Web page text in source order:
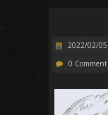
2022/02/05
0 Comment